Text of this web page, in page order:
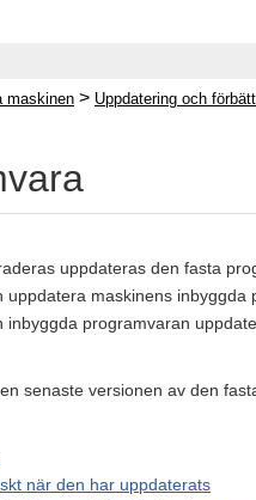
maskinen > Uppdatering och
uppdateras den fasta
maskinens
programvaran
senaste versionen av den
när den har uppdaterats